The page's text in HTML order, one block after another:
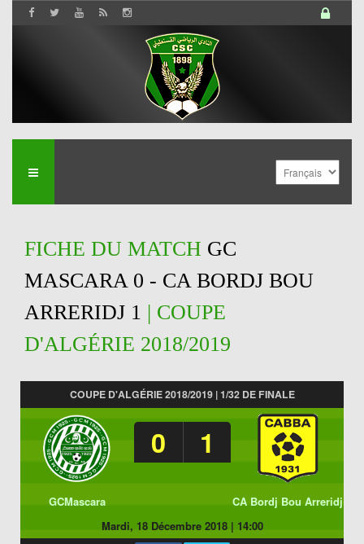
FICHE DU MATCH GC
MASCARA 0 - CA BORDJ BOU
ARRERIDJ 1 | COUPE
D'ALGÉRIE 2018/2019
COUPE D'ALGÉRIE 2018/2019 | 1/32 DE FINALE
0 1
GCMascara
CA Bordj Bou Arreridj
Mardi, 18 Décembre 2018| 14:00